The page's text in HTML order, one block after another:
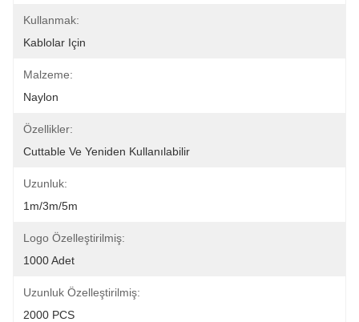
Kullanmak:
Kablolar Için
Malzeme:
Naylon
Özellikler:
Cuttable Ve Yeniden Kullanılabilir
Uzunluk:
1m/3m/5m
Logo Özelleştirilmiş:
1000 Adet
Uzunluk Özelleştirilmiş:
2000 PCS